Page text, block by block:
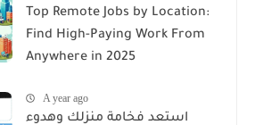
Top Remote Jobs by Location:
Find High-Paying Work From
Anywhere in 2025
A year ago
استعد فخامة منزلك وهدوء